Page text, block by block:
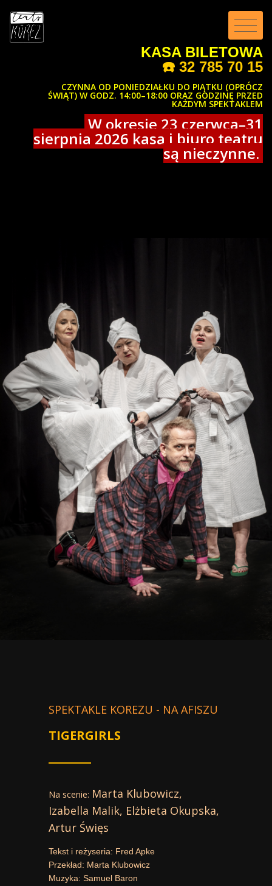
KASA BILETOWA
☎️ 32 785 70 15
CZYNNA OD PONIEDZIAŁKU DO PIĄTKU (OPRÓCZ
ŚWIĄT) W GODZ. 14:00–18:00 ORAZ GODZINĘ PRZED
KAŻDYM SPEKTAKLEM
W okresie 23 czerwca–31
sierpnia 2026 kasa i biuro teatru
są nieczynne.
SPEKTAKLE KOREZU - NA AFISZU
TIGERGIRLS
Na scenie: Marta Klubowicz,
Izabella Malik, Elżbieta Okupska,
Artur Święs
Tekst i reżyseria: Fred Apke
Przekład: Marta Klubowicz
Muzyka: Samuel Baron